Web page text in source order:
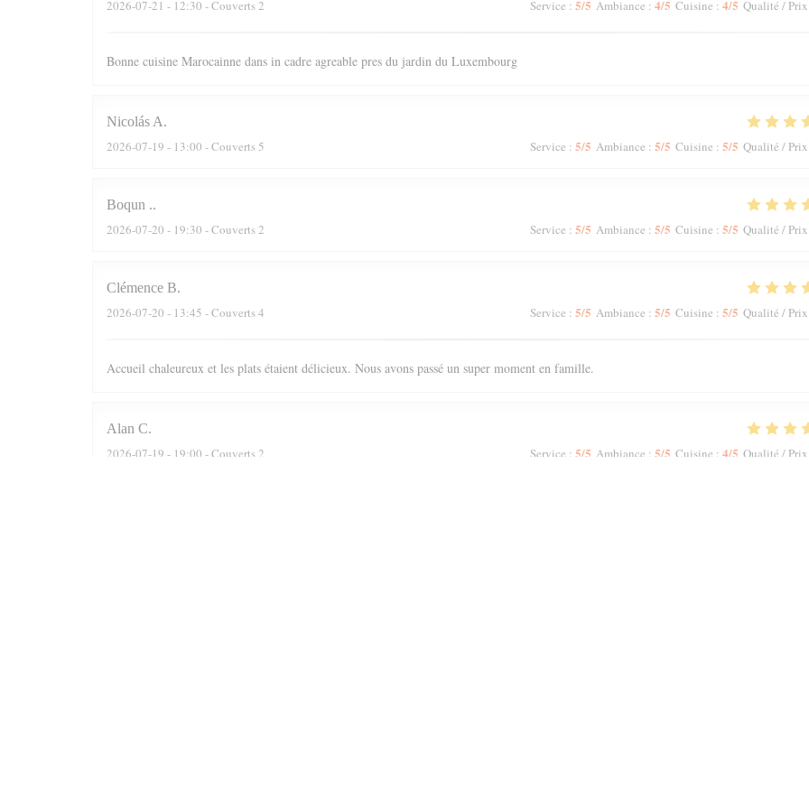
2026-07-21 - 12:30 - Couverts 2 Service : 5/5 Ambiance : 4/5 Cuisine : 4/5 Qualité / Prix
Bonne cuisine Marocainne dans in cadre agreable pres du jardin du Luxembourg
Nicolás A
2026-07-19 - 13:00 - Couverts 5 Service : 5/5 Ambiance : 5/5 Cuisine : 5/5 Qualité / Prix
Boqun .
2026-07-20 - 19:30 - Couverts 2 Service : 5/5 Ambiance : 5/5 Cuisine : 5/5 Qualité / Prix
Clémence B
2026-07-20 - 13:45 - Couverts 4 Service : 5/5 Ambiance : 5/5 Cuisine : 5/5 Qualité / Prix
Accueil chaleureux et les plats étaient délicieux. Nous avons passé un super moment en famille.
Alan C
2026-07-19 - 19:00 - Couverts 2 Service : 5/5 Ambiance : 5/5 Cuisine : 4/5 Qualité / Prix